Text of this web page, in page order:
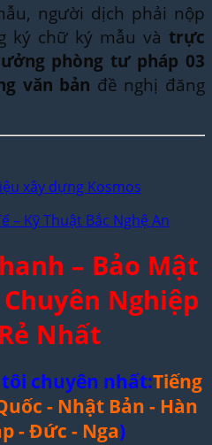
người dịch phải nộp
ký chữ ký mẫu và trực
phòng tư pháp 03
văn bản đề nghị đăng
xây dựng Kosmos
– Kỹ Thuật Bắc Nghệ An
– Bảo Mật
Nghiệp
Nhất
chuyên nhất:Tiếng
- Nhật Bản - Hàn
- Đức - Nga)